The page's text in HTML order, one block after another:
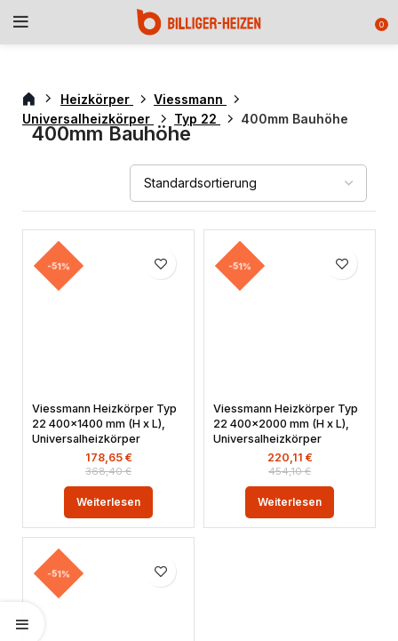
0
Heizkörper
Viessmann
Universalheizkörper
Typ 22 400mm Bauhöhe
400mm Bauhöhe
-51%
Viessmann Heizkörper Typ
22 400×1400 mm (H x L),
Universalheizkörper
368,40€
178,65 €
Weiterlesen
-51%
Viessmann Heizkörper Typ
22 400×2000 mm (H x L),
Universalheizkörper
454,10€
220,11 €
Weiterlesen
-51%